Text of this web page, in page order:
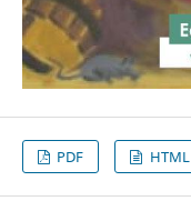
PDF HTML